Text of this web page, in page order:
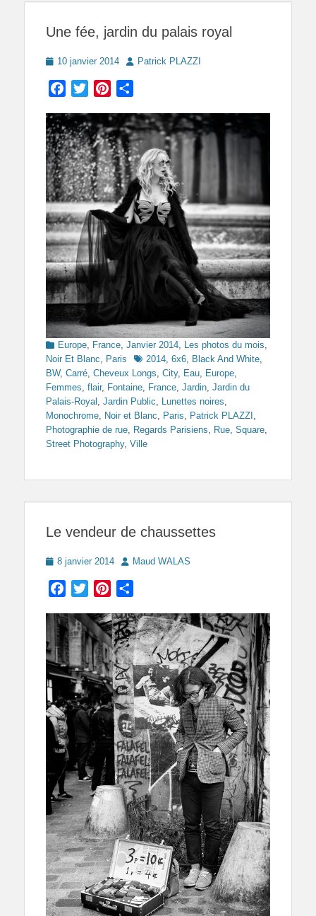
Une fée, jardin du palais royal
Posted
10 janvier 2014 AuthorPatrick PLAZZI
Facebook
TwitterPinterest
Categories
Europe France Janvier 2014 Les photos du mois
Noir Et Blanc
Paris Tags2014 6x6 Black And White
BW, Carré Cheveux Longs City, Eau Europe
Femmes flair, Fontaine France Jardin Jardin du
Palais-Royal
Jardin Public Lunettes noires
Monochrome
Noir et Blanc Paris Patrick PLAZZI
Photographie de rue
Regards Parisiens Rue Square
Street Photography, Ville
Le vendeur de chaussettes
Posted
8 janvier 2014 AuthorMaud WALAS
Facebook
TwitterPinterest